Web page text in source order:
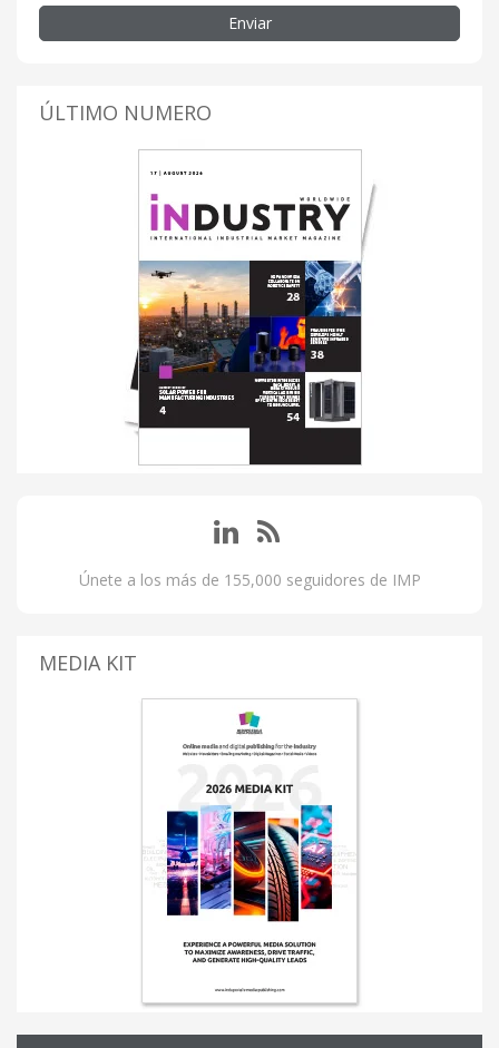
Enviar
ÚLTIMO NUMERO
Únete a los más de 155,000 seguidores de IMP
MEDIA KIT